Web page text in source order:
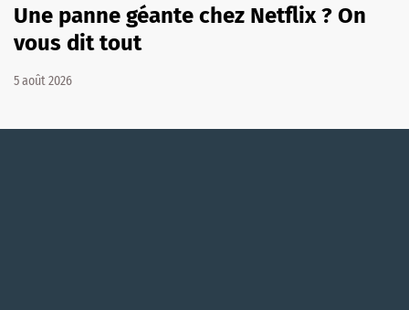
Une panne géante chez Netflix ? On
vous dit tout
5 août 2026